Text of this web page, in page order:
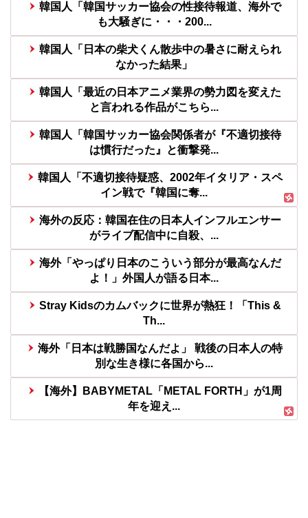
韓国人「韓国サッカー協会の性接待報道、海外で
も大騒ぎに・・・200...
韓国人「日本の柴犬くん散歩中の暑さに耐えられ
なかった結果」
韓国人「最近の日本アニメ業界の勢力図を変えた
と言われる作品がこちら...
韓国人「韓国サッカー協会関係者が『不適切接待
は慣行だった』と衝撃発...
韓国人「不適切接待疑惑、2002年イタリア・スペ
イン戦で『韓国に奪...
海外の反応：韓国在住の日本人インフルエンサー
がライブ配信中に自殺、...
海外「やっぱり日本のこういう部分が最高なんだ
よ！」外国人が語る日本...
Stray Kidsのカムバックに世界が熱狂！「This &
Th...
海外「日本は戦勝国なんだよ」 戦後の日本人の特
別な生き様に各国から...
【海外】BABYMETAL「METAL FORTH」が1周
年を迎え...